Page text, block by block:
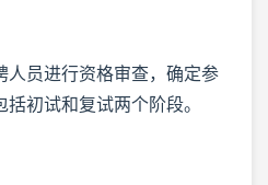
人员进行资格审查，确定参
初试和复试两个阶段。